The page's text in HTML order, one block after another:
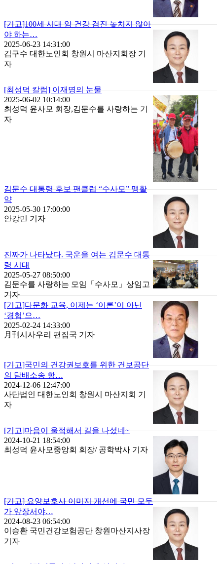
[기고]100세 시대 암 건강 검진 놓치지 않아
야 하는…
2025-06-23 14:31:00
김구수 대한노인회 창원시 마산지회장 기
자
[최성덕 칼럼] 이재명의 눈물
2025-06-02 10:14:00
최성덕 윤사모 회장,김문수를 사랑하는 기
자
김문수 대통령 후보 팬클럽 “수사모” 맹활
약
2025-05-30 17:00:00
안강민 기자
진짜가 나타났다. 국운을 여는 김문수 대통
령 시대
2025-05-27 08:50:00
김문수를 사랑하는 모임「수사모」상임고
기자
[기고]다문화 교육, 이제는 ‘이론’이 아닌
‘경험’으…
2025-02-24 14:33:00
月刊시사우리 편집국 기자
[기고]국민의 건강권보호를 위한 건보공단
의 담배소송 항…
2024-12-06 12:47:00
사단법인 대한노인회 창원시 마산지회 기
자
[기고]마음이 울적해서 길을 나섰네~
2024-10-21 18:54:00
최성덕 윤사모중앙회 회장/ 공학박사 기자
[기고] 요양보호사 이미지 개선에 국민 모두
가 앞장서야…
2024-08-23 06:54:00
이승환 국민건강보험공단 창원마산지사장
기자